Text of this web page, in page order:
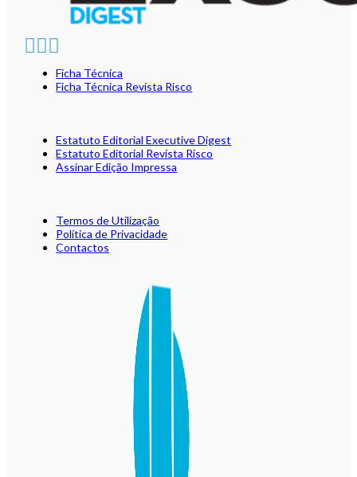
Ficha Técnica
Ficha Técnica Revista Risco
Estatuto Editorial Executive Digest
Estatuto Editorial Revista Risco
Assinar Edição Impressa
Termos de Utilização
Política de Privacidade
Contactos